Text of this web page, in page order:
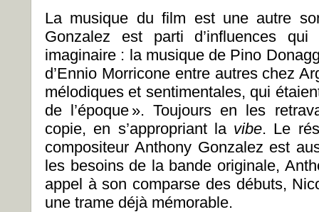
La musique du film est une autre
Gonzalez est parti d’influences
imaginaire : la musique de Pino
d’Ennio Morricone entre autres chez
mélodiques et sentimentales, qui
de l’époque ». Toujours en les
copie, en s’appropriant la vibe. Le
compositeur Anthony Gonzalez est
les besoins de la bande originale,
appel à son comparse des débuts,
une trame déjà mémorable.